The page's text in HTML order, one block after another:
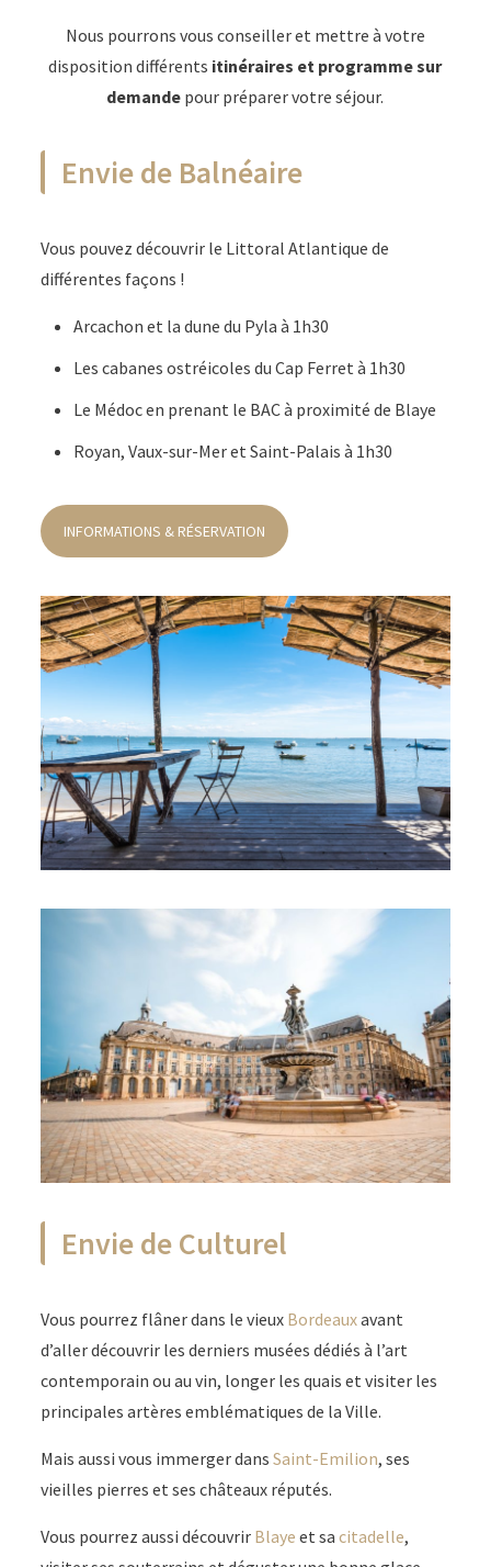
Nous pourrons vous conseiller et mettre à votre
disposition différents itinéraires et programme sur
demande pour préparer votre séjour.
Envie de Balnéaire
Vous pouvez découvrir le Littoral Atlantique de
différentes façons !
Arcachon et la dune du Pyla à 1h30
Les cabanes ostréicoles du Cap Ferret à 1h30
Le Médoc en prenant le BAC à proximité de Blaye
Royan, Vaux-sur-Mer et Saint-Palais à 1h30
INFORMATIONS & RÉSERVATION
Envie de Culturel
Vous pourrez flâner dans le vieux Bordeauxavant
d’aller découvrir les derniers musées dédiés à l’art
contemporain ou au vin, longer les quais et visiter les
principales artères emblématiques de la Ville.
Mais aussi vous immerger dans Saint-Emilion, ses
vieilles pierres et ses châteaux réputés.
Vous pourrez aussi découvrir Blaye et sa citadelle,